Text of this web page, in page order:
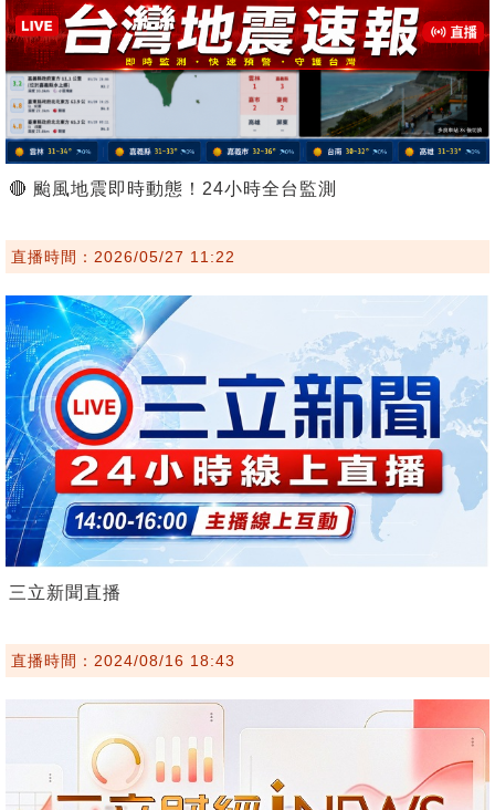
🔴 颱風地震即時動態！24小時全台監測
直播時間：2026/05/27 11:22
三立新聞直播
直播時間：2024/08/16 18:43